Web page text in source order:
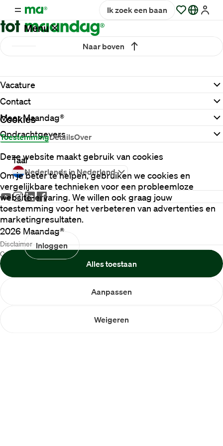
Menu
Werken
bij
Maandag®
Opdrachtgevers
Hulp
en
service
Inloggen
Ik zoek een baan
Cookies
ToestemmingDetailsOver
Deze website maakt gebruik van cookies
Om je beter te helpen, gebruiken we cookies en
vergelijkbare technieken voor een probleemloze
website-ervaring. We willen ook graag jouw
toestemming voor het verbeteren van advertenties en
marketingresultaten.
Weigeren
Aanpassen
Alles toestaan
Naar boven
Vacature
Contact
Meer Maandag®
Opdrachtgevers
Taal
Nederlands in Nederland
2026 Maandag®
Disclaimer
Cookiebeleid
Privacybeleid